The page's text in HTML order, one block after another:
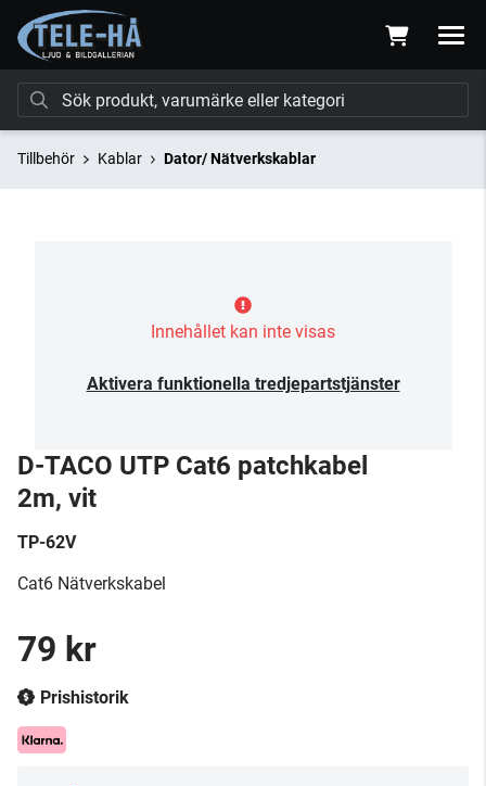
Tillbehör Kablar Dator/ Nätverkskablar
Innehållet kan inte visas
Aktivera funktionella tredjepartstjänster
D-TACO UTP Cat6 patchkabel
2m, vit
TP-62V
Cat6 Nätverkskabel
79 kr
Prishistorik